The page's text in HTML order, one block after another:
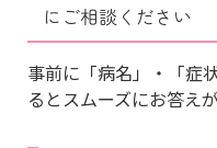
にご相談ください
事前に「病名」・「症
るとスムーズにお答え